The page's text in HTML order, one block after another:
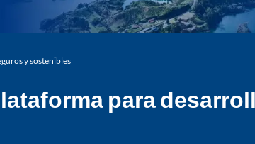
y sostenibles
para